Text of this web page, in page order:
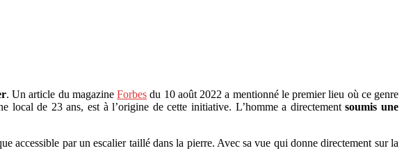
. Un article du magazineForbes du 10 août 2022 a mentionné le premier lieu où ce genre
local de 23 ans, est à l’origine de cette initiative. L’homme a directementsoumis une
accessible par un escalier taillé dans la pierre. Avec sa vue qui donne directement sur la